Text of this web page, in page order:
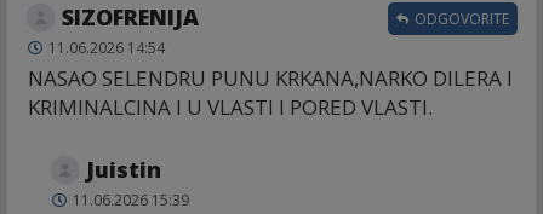
SIZOFRENIJA
11.06.2026 14:54
NASAO SELENDRU PUNU KRKANA,NARKO DILERA I
KRIMINALCINA I U VLASTI I PORED VLASTI.
ODGOVORITE
Juistin
11.06.2026 15:39